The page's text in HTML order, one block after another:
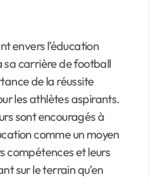
envers l’éducation
sa carrière de football
de la réussite
les athlètes aspirants.
sont encouragés à
comme un moyen
compétences et leurs
sur le terrain qu’en